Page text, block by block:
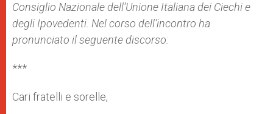
Consiglio Nazionale dell’Unione Italiana dei Ciechi e
degli Ipovedenti. Nel corso dell’incontro ha
pronunciato il seguente discorso:
***
Cari fratelli e sorelle,